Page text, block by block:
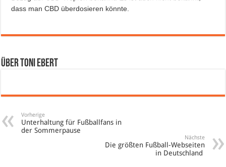
dass man CBD überdosieren könnte.
Über Toni Ebert
Vorherige
Unterhaltung für Fußballfans in
der Sommerpause
Nächste
Die größten Fußball-Webseiten
in Deutschland